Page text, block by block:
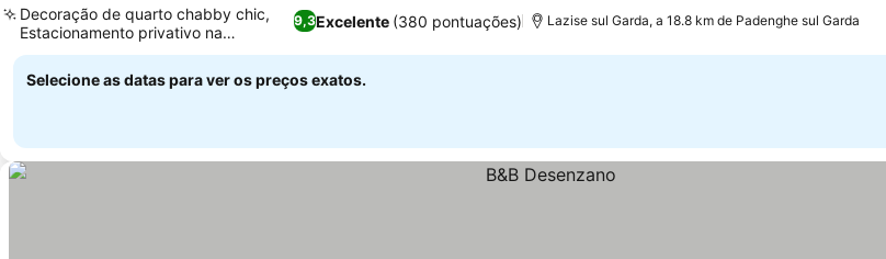
9,3Excelente (380 pontuações)
Decoração de quarto chabby chic,
Estacionamento privativo na
propriedade
Lazise sul Garda, a 18.8 km de Padenghe sul Garda
Selecione as datas para ver os preços exatos.